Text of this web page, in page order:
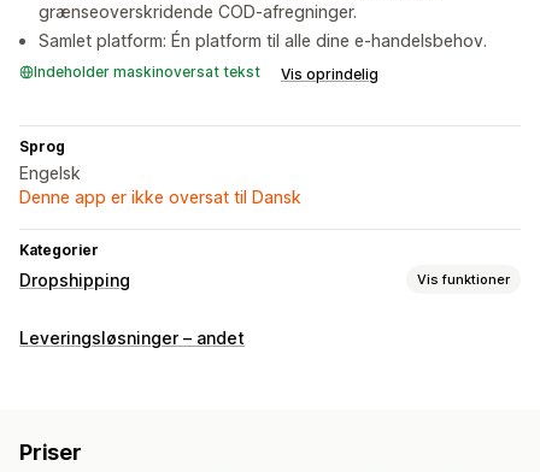
grænseoverskridende COD-afregninger.
Samlet platform: Én platform til alle dine e-handelsbehov.
Indeholder maskinoversat tekst Vis oprindelig
Sprog
Engelsk
Denne app er ikke oversat til Dansk
Kategorier
Dropshipping Vis funktioner
Indkøbslokationer
Leveringsløsninger – andet
Priser